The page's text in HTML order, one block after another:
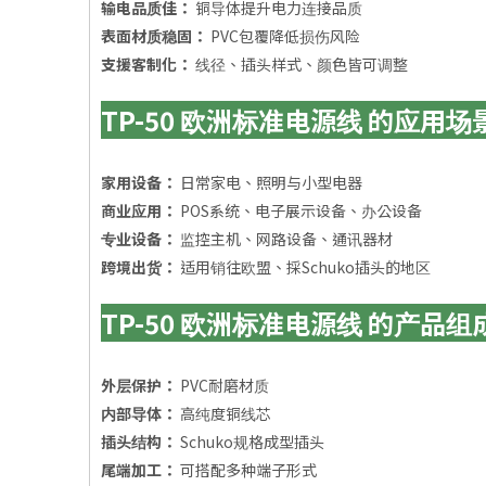
输电品质佳： 铜导体提升电力连接品质
表面材质稳固： PVC包覆降低损伤风险
支援客制化： 线径、插头样式、颜色皆可调整
TP-50 欧洲标准电源线 的应用场
家用设备： 日常家电、照明与小型电器
商业应用： POS系统、电子展示设备、办公设备
专业设备： 监控主机、网路设备、通讯器材
跨境出货： 适用销往欧盟、採Schuko插头的地区
TP-50 欧洲标准电源线 的产品组
外层保护： PVC耐磨材质
内部导体： 高纯度铜线芯
插头结构： Schuko规格成型插头
尾端加工： 可搭配多种端子形式